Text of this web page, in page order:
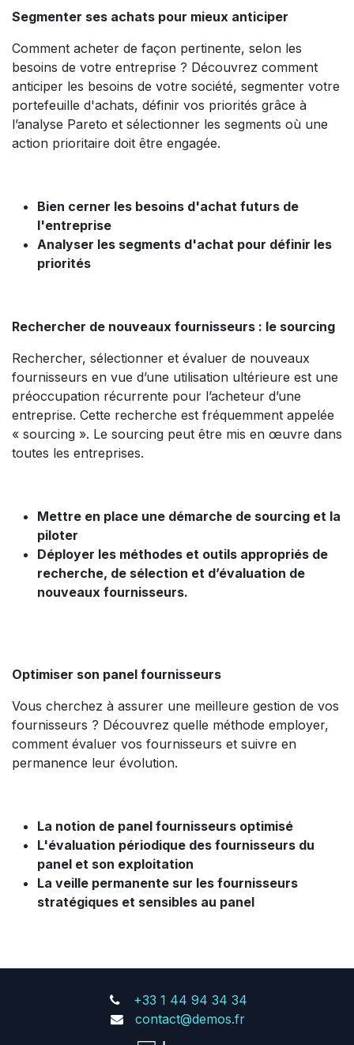
Segmenter ses achats pour mieux anticiper
Comment acheter de façon pertinente, selon les
besoins de votre entreprise ? Découvrez comment
anticiper les besoins de votre société, segmenter votre
portefeuille d'achats, définir vos priorités grâce à
l’analyse Pareto et sélectionner les segments où une
action prioritaire doit être engagée.
Bien cerner les besoins d'achat futurs de
l'entreprise
Analyser les segments d'achat pour définir les
priorités
Rechercher de nouveaux fournisseurs : le sourcing
Rechercher, sélectionner et évaluer de nouveaux
fournisseurs en vue d’une utilisation ultérieure est une
préoccupation récurrente pour l’acheteur d’une
entreprise. Cette recherche est fréquemment appelée
« sourcing ». Le sourcing peut être mis en œuvre dans
toutes les entreprises.
Mettre en place une démarche de sourcing et la
piloter
Déployer les méthodes et outils appropriés de
recherche, de sélection et d’évaluation de
nouveaux fournisseurs.
Optimiser son panel fournisseurs
Vous cherchez à assurer une meilleure gestion de vos
fournisseurs ? Découvrez quelle méthode employer,
comment évaluer vos fournisseurs et suivre en
permanence leur évolution.
La notion de panel fournisseurs optimisé
L'évaluation périodique des fournisseurs du
panel et son exploitation
La veille permanente sur les fournisseurs
stratégiques et sensibles au panel
+33 1 44 94 34 34
contact@demos.fr